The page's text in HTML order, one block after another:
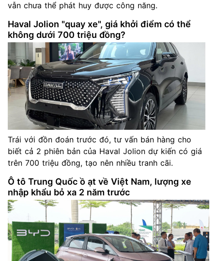
vẫn chưa thể phát huy được công năng.
Haval Jolion "quay xe", giá khởi điểm có thể
không dưới 700 triệu đồng?
Trái với đồn đoán trước đó, tư vấn bán hàng cho
biết cả 2 phiên bản của Haval Jolion dự kiến có giá
trên 700 triệu đồng, tạo nên nhiều tranh cãi.
Ô tô Trung Quốc ồ ạt về Việt Nam, lượng xe
nhập khẩu bỏ xa 2 năm trước